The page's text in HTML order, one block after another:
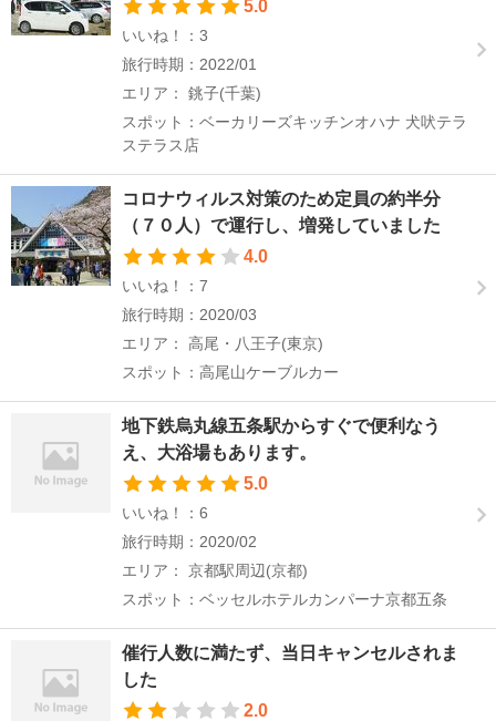
5.0
いいね！：3
旅行時期：2022/01
エリア： 銚子(千葉)
スポット：ベーカリーズキッチンオハナ 犬吠テラ
ステラス店
コロナウィルス対策のため定員の約半分
（７０人）で運行し、増発していました
4.0
いいね！：7
旅行時期：2020/03
エリア： 高尾・八王子(東京)
スポット：高尾山ケーブルカー
地下鉄烏丸線五条駅からすぐで便利なう
え、大浴場もあります。
5.0
いいね！：6
旅行時期：2020/02
エリア： 京都駅周辺(京都)
スポット：ベッセルホテルカンパーナ京都五条
催行人数に満たず、当日キャンセルされま
した
2.0